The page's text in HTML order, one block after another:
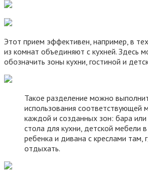
Этот прием эффективен, например, в
из комнат объединяют с кухней. Здесь
обозначить зоны кухни, гостиной и
Такое разделение можно
использования соответствующей
каждой и созданных зон: бара
стола для кухни, детской мебели
ребенка и дивана с креслами там,
отдыхать.